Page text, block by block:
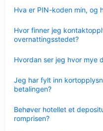
Hva er PIN-koden min, og
mindre
Hvor finner jeg
overnattingsstedet?
mindre
Hvordan ser jeg hvor mye
mindre
Jeg har fylt inn
betalingen?
mindre
Behøver hotellet et
romprisen?
mindre